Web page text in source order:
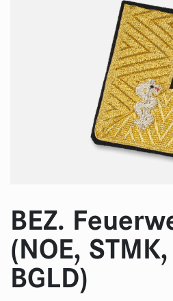
BEZ.
(NOE,
BGLD)